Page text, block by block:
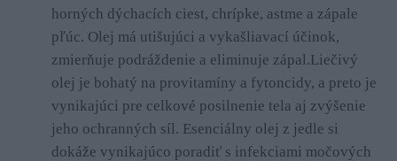
horných dýchacích ciest, chrípke, astme a zápale
pľúc. Olej má utišujúci a vykašliavací účinok,
zmierňuje podráždenie a eliminuje zápal.Liečivý
olej je bohatý na provitamíny a fytoncidy, a preto je
vynikajúci pre celkové posilnenie tela aj zvýšenie
jeho ochranných síl. Esenciálny olej z jedle si
dokáže vynikajúco poradiť s infekciami močových
S
e
a